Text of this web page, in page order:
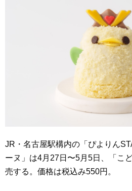
JR・名古屋駅構内の「ぴよりん
ーヌ」は4月27日〜5月5日、「こ
売する。価格は税込み550円。